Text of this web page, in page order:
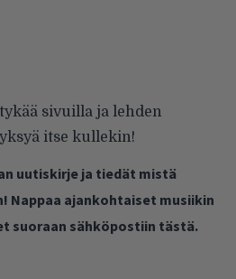
sivuilla ja lehden
itse kullekin!
uutiskirje ja tiedät mistä
Nappaa ajankohtaiset musiikin
suoraan sähköpostiin tästä.